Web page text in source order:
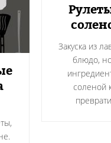
Закуска из
блюдо,
соленой